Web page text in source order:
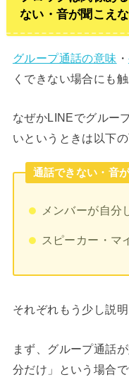
ない・音が聞こえ
グループ通話の意味 ・
くできない場合にも
なぜかLINEでグルー
いというときは以下
通話できない・音
メンバーが自分
スピーカー・マ
それぞれもう少し説明
まず、グループ通話
分だけ」という場合で